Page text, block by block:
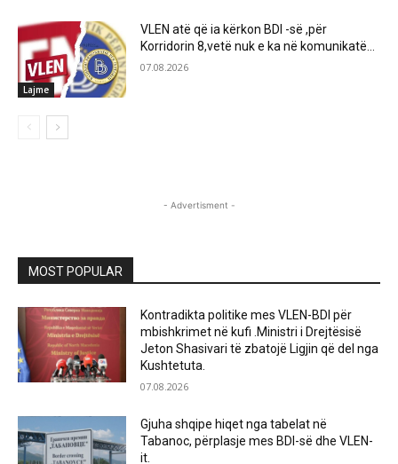
Lajme
VLEN atë që ia kërkon BDI -së ,për
Korridorin 8,vetë nuk e ka në komunikatë…
07.08.2026
- Advertisment -
MOST POPULAR
Kontradikta politike mes VLEN-BDI për
mbishkrimet në kufi .Ministri i Drejtësisë
Jeton Shasivari të zbatojë Ligjin që del nga
Kushtetuta.
07.08.2026
Gjuha shqipe hiqet nga tabelat në
Tabanoc, përplasje mes BDI-së dhe VLEN-
it.